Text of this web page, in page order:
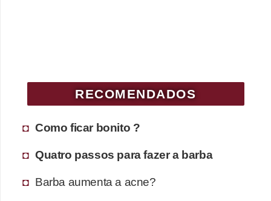
RECOMENDADOS
Como ficar bonito ?
Quatro passos para fazer a barba
Barba aumenta a acne?